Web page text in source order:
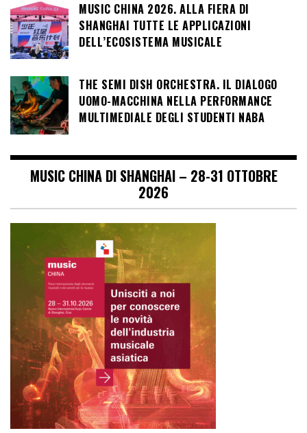
MUSIC CHINA 2026. ALLA FIERA DI
SHANGHAI TUTTE LE APPLICAZIONI
DELL’ECOSISTEMA MUSICALE
THE SEMI DISH ORCHESTRA. IL DIALOGO
UOMO-MACCHINA NELLA PERFORMANCE
MULTIMEDIALE DEGLI STUDENTI NABA
MUSIC CHINA DI SHANGHAI – 28-31 OTTOBRE
2026